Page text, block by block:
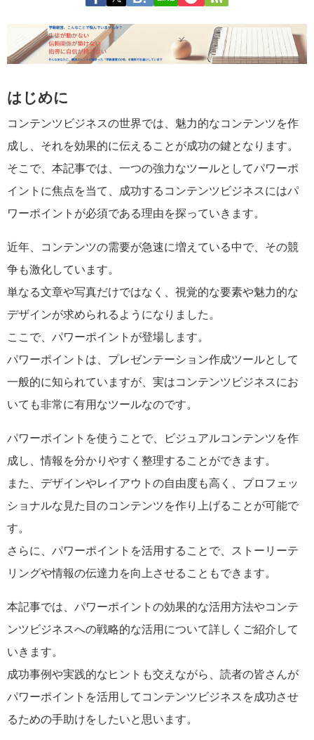
はじめに
コンテンツビジネスの世界では、魅力的なコンテンツを作
成し、それを効果的に伝えることが成功の鍵となります。
そこで、本記事では、一つの強力なツールとしてパワーポ
イントに焦点を当て、成功するコンテンツビジネスにはパ
ワーポイントが必須である理由を探っていきます。
近年、コンテンツの需要が急速に増えている中で、その競
争も激化しています。
単なる文章や写真だけではなく、視覚的な要素や魅力的な
デザインが求められるようになりました。
ここで、パワーポイントが登場します。
パワーポイントは、プレゼンテーション作成ツールとして
一般的に知られていますが、実はコンテンツビジネスにお
いても非常に有用なツールなのです。
パワーポイントを使うことで、ビジュアルコンテンツを作
成し、情報を分かりやすく整理することができます。
また、デザインやレイアウトの自由度も高く、プロフェッ
ショナルな見た目のコンテンツを作り上げることが可能で
す。
さらに、パワーポイントを活用することで、ストーリーテ
リングや情報の伝達力を向上させることもできます。
本記事では、パワーポイントの効果的な活用方法やコンテ
ンツビジネスへの戦略的な活用について詳しくご紹介して
いきます。
成功事例や実践的なヒントも交えながら、読者の皆さんが
パワーポイントを活用してコンテンツビジネスを成功させ
るための手助けをしたいと思います。